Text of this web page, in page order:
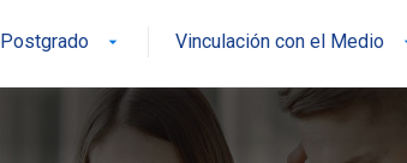
Postgrado Vinculación con el Medio